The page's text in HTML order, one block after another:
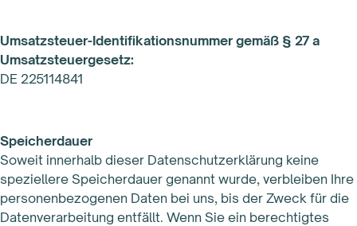
Umsatzsteuer-Identifikationsnummer gemäß § 27 a
Umsatzsteuergesetz:
DE 225114841
Speicherdauer
Soweit innerhalb dieser Datenschutzerklärung keine
speziellere Speicherdauer genannt wurde, verbleiben Ihre
personenbezogenen Daten bei uns, bis der Zweck für die
Datenverarbeitung entfällt. Wenn Sie ein berechtigtes